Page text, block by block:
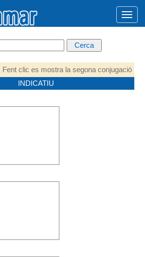
Fent clic es mostra la segona conjugació
INDICATIU